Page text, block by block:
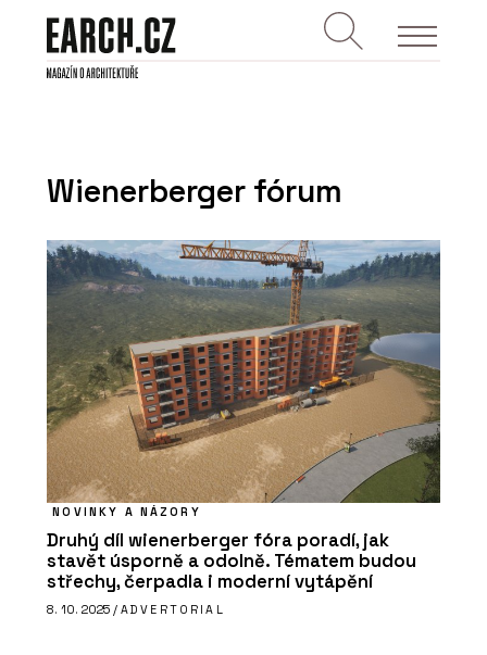
Wienerberger fórum
NOVINKY A NÁZORY
Druhý díl wienerberger fóra poradí, jak
stavět úsporně a odolně. Tématem budou
střechy, čerpadla i moderní vytápění
8. 10. 2025 / ADVERTORIAL